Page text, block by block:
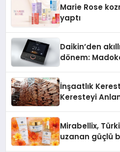
Marie Rose
yaptı
Daikin’den
dönem:
İnşaatlık
Keresteyi
Mirabellix,
uzanan güçlü